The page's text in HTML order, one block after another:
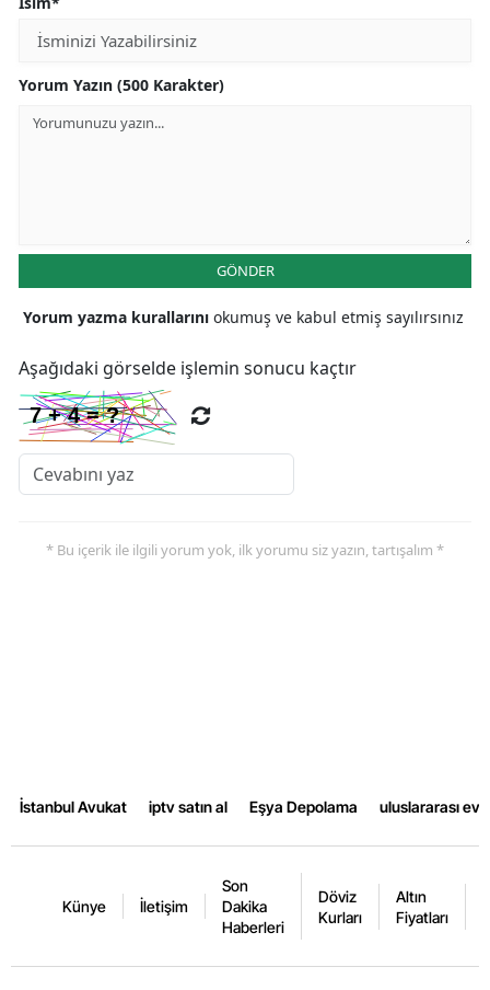
Tokat
Trabzon
Tunceli
Uşak
Van
Batman
Şırnak
Ardahan
Yorum Yazın (500 Karakter)
GÖNDER
Yorum yazma kurallarını okumuş ve kabul etmiş sayılırsınız
Aşağıdaki görselde işlemin sonucu kaçtır
* Bu içerik ile ilgili yorum yok, ilk yorumu siz yazın, tartışalım *
İstanbul Avukat iptv satın al Eşya Depolama uluslararası
Künye İletişim
Son
Dakika
Haberleri
Döviz
Kurları
Altın
Fiyatları